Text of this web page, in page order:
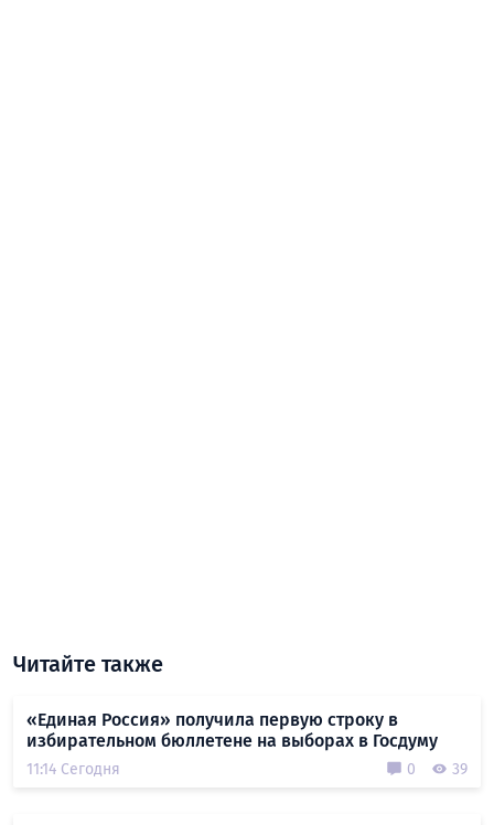
Читайте также
«Единая Россия» получила первую строку в
избирательном бюллетене на выборах в Госдуму
11:14 Сегодня 0 39